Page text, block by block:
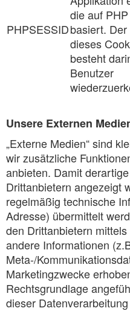
PHPSESSID
die auf PHP
basiert. Der
dieses
besteht
Benutzer
Unsere Externen
„Externe Medien“ sind
wir zusätzliche
anbieten. Damit
Drittanbietern angezeigt
regelmäßig technische
Adresse) übermittelt
den Drittanbietern
andere Informationen
Meta-/
Marketingzwecke
Rechtsgrundlage
dieser